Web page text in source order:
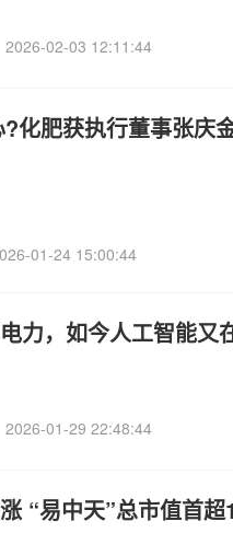
2026-02-03 12:11:44
?化肥获执行董事张庆
01-24 15:00:44
力，如今人工智能又
2026-01-29 22:48:44
“易中天”总市值首